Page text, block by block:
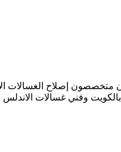
إصلاح الغسالات
بالكويت وفني غسالات